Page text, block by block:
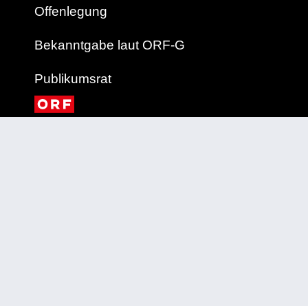
Offenlegung
Bekanntgabe laut ORF-G
Publikumsrat